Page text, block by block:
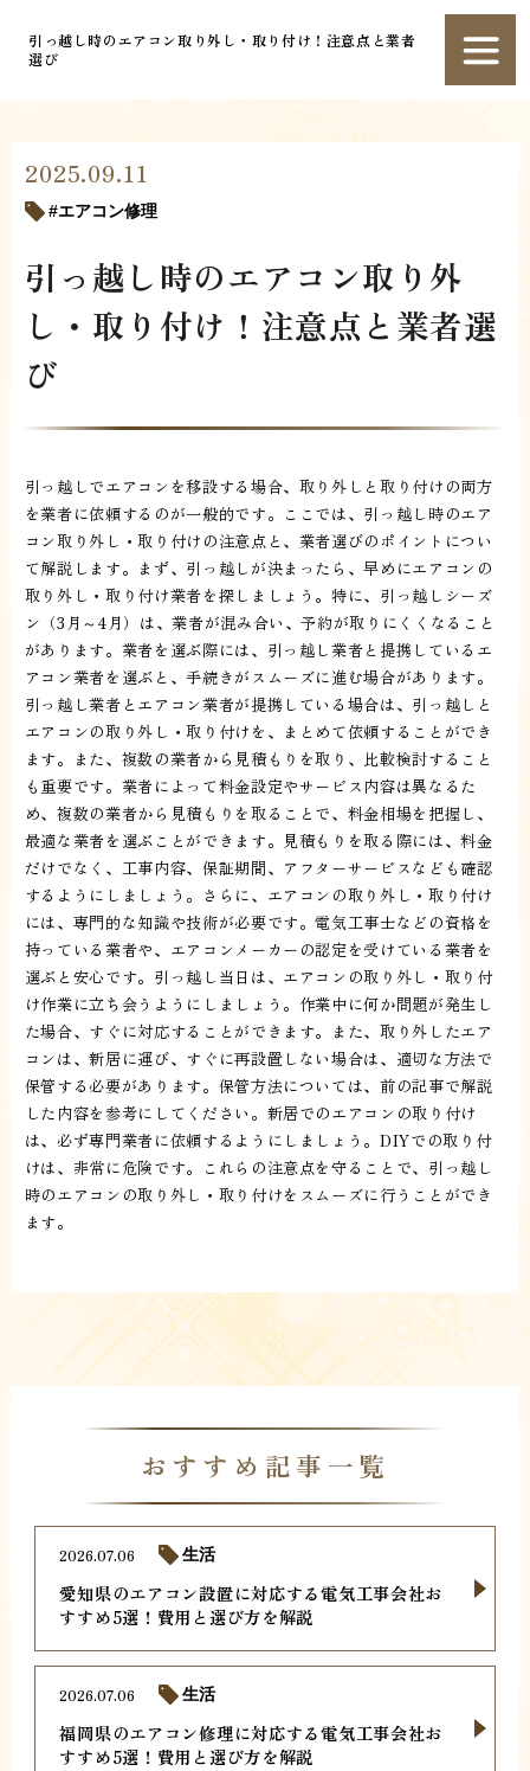
引っ越し時のエアコン取り外し・取り付け！注意点と業者
選び
2025.09.11
エアコン修理
引っ越し時のエアコン取り外
し・取り付け！注意点と業者選
び
引っ越しでエアコンを移設する場合、取り外しと取り付けの両方
を業者に依頼するのが一般的です。ここでは、引っ越し時のエア
コン取り外し・取り付けの注意点と、業者選びのポイントについ
て解説します。まず、引っ越しが決まったら、早めにエアコンの
取り外し・取り付け業者を探しましょう。特に、引っ越しシーズ
ン（3月～4月）は、業者が混み合い、予約が取りにくくなること
があります。業者を選ぶ際には、引っ越し業者と提携しているエ
アコン業者を選ぶと、手続きがスムーズに進む場合があります。
引っ越し業者とエアコン業者が提携している場合は、引っ越しと
エアコンの取り外し・取り付けを、まとめて依頼することができ
ます。また、複数の業者から見積もりを取り、比較検討すること
も重要です。業者によって料金設定やサービス内容は異なるた
め、複数の業者から見積もりを取ることで、料金相場を把握し、
最適な業者を選ぶことができます。見積もりを取る際には、料金
だけでなく、工事内容、保証期間、アフターサービスなども確認
するようにしましょう。さらに、エアコンの取り外し・取り付け
には、専門的な知識や技術が必要です。電気工事士などの資格を
持っている業者や、エアコンメーカーの認定を受けている業者を
選ぶと安心です。引っ越し当日は、エアコンの取り外し・取り付
け作業に立ち会うようにしましょう。作業中に何か問題が発生し
た場合、すぐに対応することができます。また、取り外したエア
コンは、新居に運び、すぐに再設置しない場合は、適切な方法で
保管する必要があります。保管方法については、前の記事で解説
した内容を参考にしてください。新居でのエアコンの取り付け
は、必ず専門業者に依頼するようにしましょう。DIYでの取り付
けは、非常に危険です。これらの注意点を守ることで、引っ越し
時のエアコンの取り外し・取り付けをスムーズに行うことができ
ます。
おすすめ記事一覧
愛知県のエアコン設置に対応する電気工事会社お
すすめ5選！費用と選び方を解説
2026.07.06 生活
福岡県のエアコン修理に対応する電気工事会社お
すすめ5選！費用と選び方を解説
2026.07.06 生活